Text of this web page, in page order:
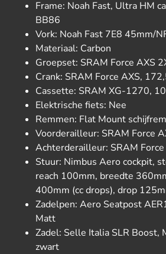
Frame: Noah Fast, Ultra HM
BB86
Vork: Noah Fast 7E8 45mm/
Materiaal: Carbon
Groepset: SRAM Force AXS
Crank: SRAM Force AXS,
Cassette: SRAM XG-1270,
Elektrische fiets: Nee
Remmen: Flat Mount
Voorderailleur: SRAM Force
Achterderailleur: SRAM
Stuur: Nimbus Aero cockpit,
reach 100mm, breedte
400mm (cc drops), drop
Zadelpen: Aero Seatpost
Matt
Zadel: Selle Italia SLR Boost,
zwart